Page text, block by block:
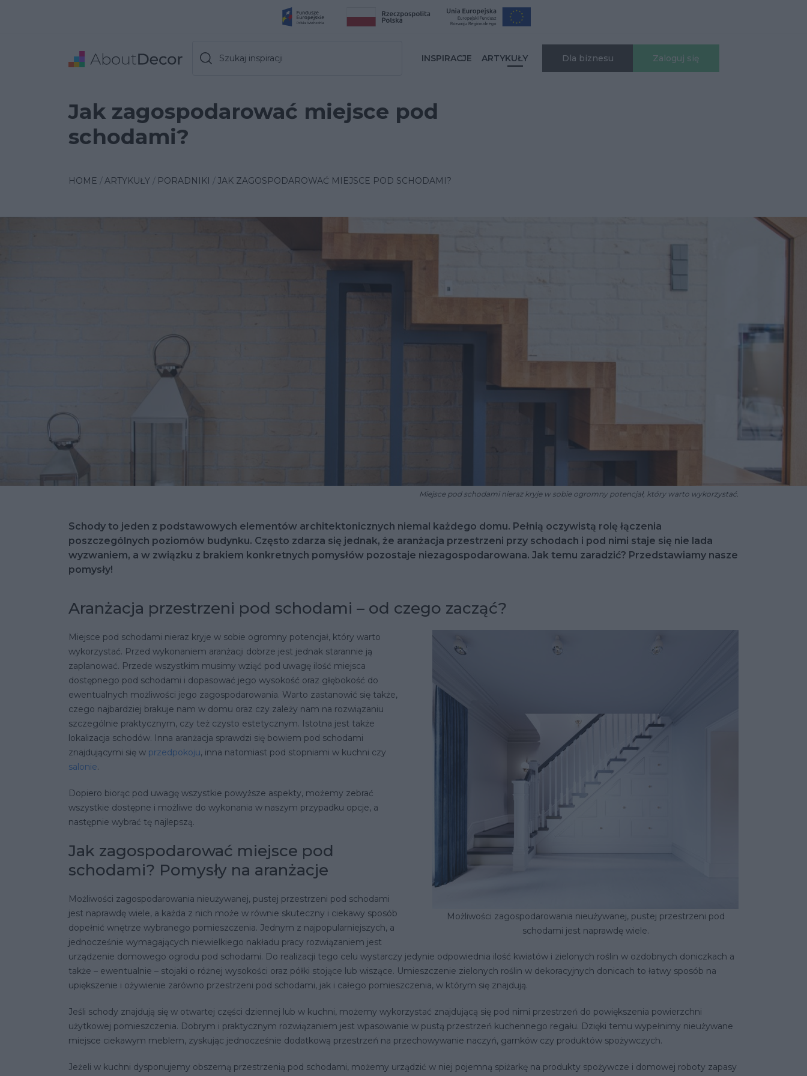
Szukaj inspiracji INSPIRACJE ARTYKUŁY Dla biznesu Zaloguj się
Jak zagospodarować miejsce pod
schodami?
HOME ARTYKUŁY PORADNIKI JAK ZAGOSPODAROWAĆ MIEJSCE POD SCHODAMI?
Miejsce pod schodami nieraz kryje w sobie ogromny potencjał, który warto wykorzystać.
Schody to jeden z podstawowych elementów architektonicznych niemal każdego domu. Pełnią oczywistą rolę łączenia
poszczególnych poziomów budynku. Często zdarza się jednak, że aranżacja przestrzeni przy schodach i pod nimi staje się nie lada
wyzwaniem, a w związku z brakiem konkretnych pomysłów pozostaje niezagospodarowana. Jak temu zaradzić? Przedstawiamy nasze
pomysły!
Aranżacja przestrzeni pod schodami – od czego zacząć?
Możliwości zagospodarowania nieużywanej, pustej przestrzeni pod
schodami jest naprawdę wiele.
Miejsce pod schodami nieraz kryje w sobie ogromny potencjał, który warto
wykorzystać. Przed wykonaniem aranżacji dobrze jest jednak starannie ją
zaplanować. Przede wszystkim musimy wziąć pod uwagę ilość miejsca
dostępnego pod schodami i dopasować jego wysokość oraz głębokość do
ewentualnych możliwości jego zagospodarowania. Warto zastanowić się także,
czego najbardziej brakuje nam w domu oraz czy zależy nam na rozwiązaniu
szczególnie praktycznym, czy też czysto estetycznym. Istotna jest także
lokalizacja schodów. Inna aranżacja sprawdzi się bowiem pod schodami
znajdującymi się w przedpokoju, inna natomiast pod stopniami w kuchni czy
salonie.
Dopiero biorąc pod uwagę wszystkie powyższe aspekty, możemy zebrać
wszystkie dostępne i możliwe do wykonania w naszym przypadku opcje, a
następnie wybrać tę najlepszą.
Jak zagospodarować miejsce pod
schodami? Pomysły na aranżacje
Możliwości zagospodarowania nieużywanej, pustej przestrzeni pod schodami
jest naprawdę wiele, a każda z nich może w równie skuteczny i ciekawy sposób
dopełnić wnętrze wybranego pomieszczenia. Jednym z najpopularniejszych, a
jednocześnie wymagających niewielkiego nakładu pracy rozwiązaniem jest
urządzenie domowego ogrodu pod schodami. Do realizacji tego celu wystarczy jedynie odpowiednia ilość kwiatów i zielonych roślin w ozdobnych doniczkach a
także – ewentualnie – stojaki o różnej wysokości oraz półki stojące lub wiszące. Umieszczenie zielonych roślin w dekoracyjnych donicach to łatwy sposób na
upiększenie i ożywienie zarówno przestrzeni pod schodami, jak i całego pomieszczenia, w którym się znajdują.
Jeśli schody znajdują się w otwartej części dziennej lub w kuchni, możemy wykorzystać znajdującą się pod nimi przestrzeń do powiększenia powierzchni
użytkowej pomieszczenia. Dobrym i praktycznym rozwiązaniem jest wpasowanie w pustą przestrzeń kuchennego regału. Dzięki temu wypełnimy nieużywane
miejsce ciekawym meblem, zyskując jednocześnie dodatkową przestrzeń na przechowywanie naczyń, garnków czy produktów spożywczych.
Jeżeli w kuchni dysponujemy obszerną przestrzenią pod schodami, możemy urządzić w niej pojemną spiżarkę na produkty spożywcze i domowej roboty zapasy